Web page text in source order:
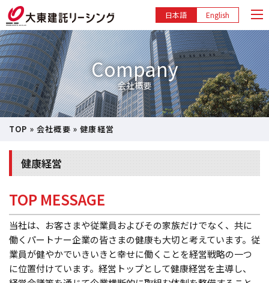
English
日本語
Company
会社概要
TOP »会社概要 »健康経営
健康経営
TOP MESSAGE
当社は、お客さまや従業員およびその家族だけでなく、共に
働くパートナー企業の皆さまの健康も大切と考えています。従
業員が健やかでいきいきと幸せに働くことを経営戦略の一つ
に位置付けています。経営トップとして健康経営を主導し、